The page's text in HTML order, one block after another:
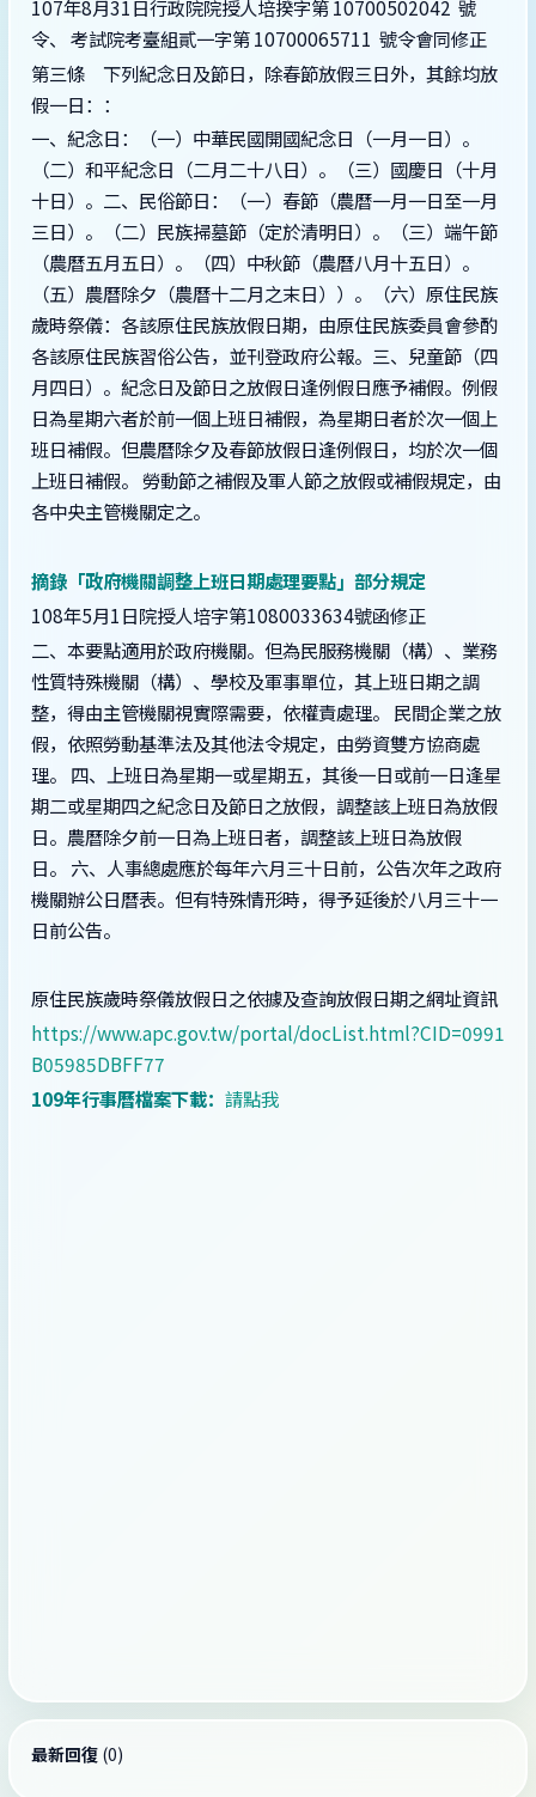
107年8月31日行政院院授人培揆字第 10700502042 號
令、 考試院考臺組貳一字第 10700065711 號令會同修正
第三條 下列紀念日及節日，除春節放假三日外，其餘均放
假一日：：
一、紀念日：（一）中華民國開國紀念日（一月一日）。
（二）和平紀念日（二月二十八日）。（三）國慶日（十月
十日）。二、民俗節日：（一）春節（農曆一月一日至一月
三日）。（二）民族掃墓節（定於清明日）。（三）端午節
（農曆五月五日）。（四）中秋節（農曆八月十五日）。
（五）農曆除夕（農曆十二月之末日））。（六）原住民族
歲時祭儀：各該原住民族放假日期，由原住民族委員會參酌
各該原住民族習俗公告，並刊登政府公報。三、兒童節（四
月四日）。紀念日及節日之放假日逢例假日應予補假。例假
日為星期六者於前一個上班日補假，為星期日者於次一個上
班日補假。但農曆除夕及春節放假日逢例假日，均於次一個
上班日補假。 勞動節之補假及軍人節之放假或補假規定，由
各中央主管機關定之。
摘錄「政府機關調整上班日期處理要點」部分規定
108年5月1日院授人培字第1080033634號函修正
二、本要點適用於政府機關。但為民服務機關（構）、業務
性質特殊機關（構）、學校及軍事單位，其上班日期之調
整，得由主管機關視實際需要，依權責處理。 民間企業之放
假，依照勞動基準法及其他法令規定，由勞資雙方協商處
理。 四、上班日為星期一或星期五，其後一日或前一日逢星
期二或星期四之紀念日及節日之放假，調整該上班日為放假
日。農曆除夕前一日為上班日者，調整該上班日為放假
日。 六、人事總處應於每年六月三十日前，公告次年之政府
機關辦公日曆表。但有特殊情形時，得予延後於八月三十一
日前公告。
原住民族歲時祭儀放假日之依據及查詢放假日期之網址資訊
https://www.apc.gov.tw/portal/docList.html?CID=0991
B05985DBFF77
109年行事曆檔案下載： 請點我
最新回復 (0)